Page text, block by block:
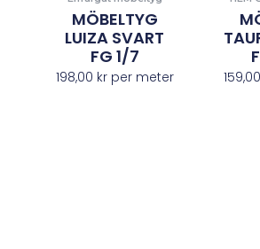
MÖBELTYG
LUIZA SVART
FG 1/7
198,00 krper meter 159,00